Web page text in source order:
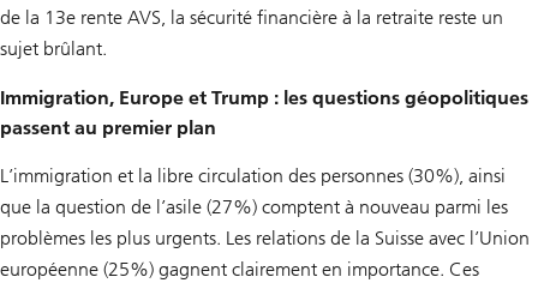
de la 13e rente AVS, la sécurité financière à la retraite reste un
sujet brûlant.
Immigration, Europe et Trump : les questions géopolitiques
passent au premier plan
L’immigration et la libre circulation des personnes (30%), ainsi
que la question de l’asile (27%) comptent à nouveau parmi les
problèmes les plus urgents. Les relations de la Suisse avec l’Union
européenne (25%) gagnent clairement en importance. Ces